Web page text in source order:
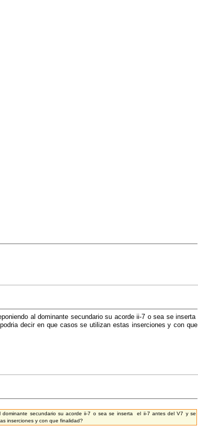
al dominante secundario su acorde ii-7 o sea se inserta
decir en que casos se utilizan estas inserciones y con que
secundario su acorde ii-7 o sea se inserta el ii-7 antes del V7 y se
inserciones y con que finalidad?